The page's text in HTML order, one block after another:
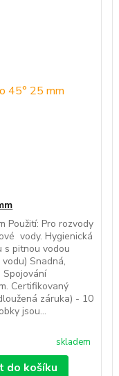
Použití: Pro rozvody
vody. Hygienická
s pitnou vodou
Snadná,
Spojování
Certifikovaný
záruka) - 10
jsou...
skladem
do košíku